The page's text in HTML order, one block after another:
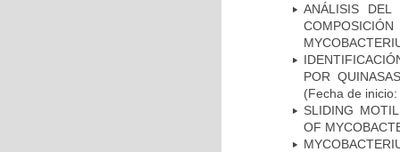
ANÁLISIS DEL
POR
(Fecha de
SLIDING
OF